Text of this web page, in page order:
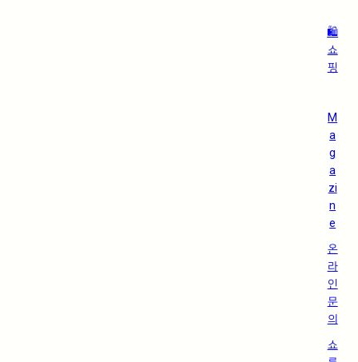
🛍️
쇼
핑
M
a
g
a
zi
n
e
온
라
인
문
의
쇼